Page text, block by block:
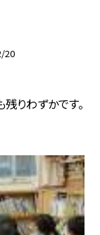
20
りわずかです。